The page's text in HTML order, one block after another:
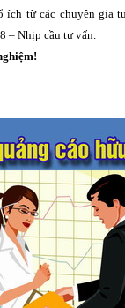
ích từ các chuyên
– Nhịp cầu tư vấn.